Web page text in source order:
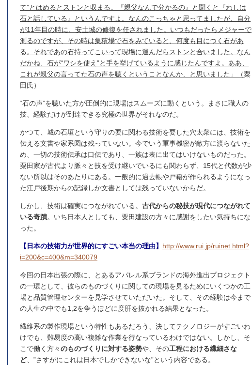
て”とはめるとストンと収まる。『親父なんで分かるの』と聞くと『わしは
石と話している』というんですよ。なんのこっちゃと思ってましたが、自分
が11年目の時に、安土城の修復を任されました。いつもだったらメジャーで
測るのですが、その時は集積場で石をみていると、何度も目につく石があ
る。それであの石持ってこいって現場に運んだらストンと合いました。なん
だかね、石が“ワシを使え”と手を挙げているように感じたんですよ。ああ、
これが親父の言ってた石の声を聴くということなんか、と思いました」（粟
田氏）
“石の声”を聴いた方が圧倒的に現場はスムーズに動くという。まさに職人の
技、経験だけが到達できる究極の世界がそれなのだ。
かつて、城の石垣という守りの要に関わる技術を要した穴太衆には、技術を
伝える文書や家系図は残っていない。今でいう軍事機密が敵方に渡らないた
め、一切の技術伝承は口伝であり、一族は表に出てはいけないものだった。
粟田家が古代より脈々と技を受け継いでいるにも関わらず、15代と代数が少
ない所以はそのあたりにある。一般的に過去帳や戸籍が作られるようになっ
た江戸後期からの記録しか文書としては残っていないからだ。
しかし、技術は確実につながれている。 古代からの秘技が現代につながれて
いる奇蹟。いち日本人としても、粟田建設の方々に感謝をしたい気持ちにな
った。
【日本の技術力が世界的にすごい本当の理由】 http://www.rui.jp/ruinet.html?
i=200&c=400&m=340079
今回の日本出張の際に、とあるアパレル系ブランドの海外進出プロジェクト
の一環として、彼らのものづくりに関しての現場を見るためにいくつかの工
場と品質管理センターを見学させていただいた。そして、その経験は今まで
の人生の中でも1,2を争うほどに度肝を抜かれる結果となった。
繊維系の製作現場という特性もあるだろう、決してテクノロジーがすごいわ
けでも、難易度の高い複雑な作業を行なっているわけではない。しかし、そ
こで働く方々のものづくりに対する姿勢や、その工程における繊細さな
ど、”さすがにこれは日本でしかできないな”という内容である。